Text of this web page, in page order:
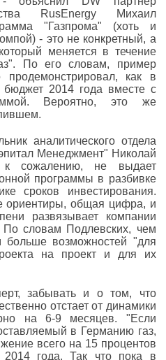
RusEnergy Михаил
"Газпрома" (хоть и
- это не конкретный, а
меняется в течение
По его словам, пример
продемонстрировал, как в
бюджет 2014 года вместе с
Вероятно, это же
аналитического отдела
Менеджмент" Николай
к сожалению, не выдает
программы в разбивке
сроков инвестирования.
ориентиры, общая цифра, и
развязывает компании
По словам Подлевских, чем
больше возможностей "для
на проект и для их
забывать и о том, что
отстает от динамики
на 6-9 месяцев. "Если
в Германию газ,
всего на 15 процентов
года. Так что пока в